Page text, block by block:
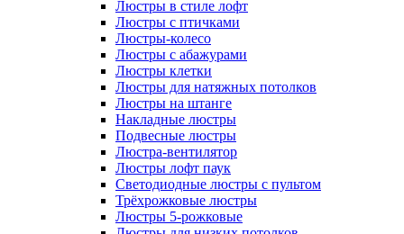
Люстры в стиле лофт
Люстры с птичками
Люстры-колесо
Люстры с абажурами
Люстры клетки
Люстры для натяжных потолков
Люстры на штанге
Накладные люстры
Подвесные люстры
Люстра-вентилятор
Люстры лофт паук
Светодиодные люстры с пультом
Трёхрожковые люстры
Люстры 5-рожковые